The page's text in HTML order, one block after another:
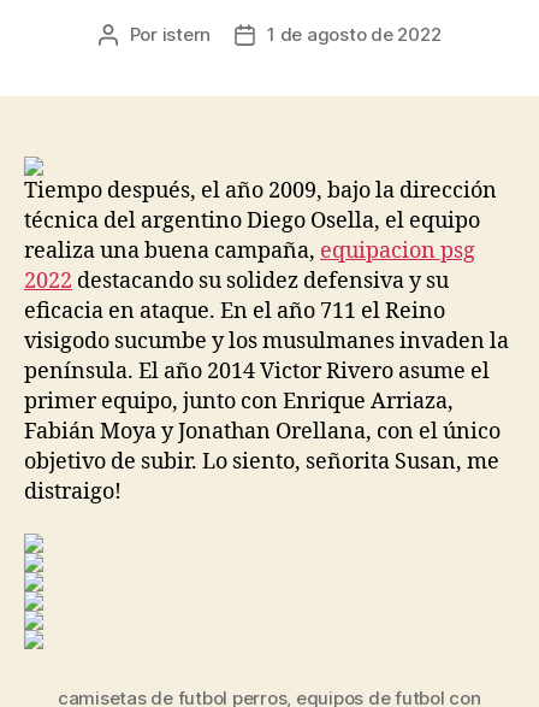
Autor
Por istern
Fecha1 de agosto de 2022
Tiempo después, el año 2009, bajo la dirección
técnica del argentino Diego Osella, el equipo
realiza una buena campaña, equipacion psg
2022 destacando su solidez defensiva y su
eficacia en ataque. En el año 711 el Reino
visigodo sucumbe y los musulmanes invaden la
península. El año 2014 Victor Rivero asume el
primer equipo, junto con Enrique Arriaza,
Fabián Moya y Jonathan Orellana, con el único
objetivo de subir. Lo siento, señorita Susan, me
distraigo!
camisetas de futbol perros, equipos de futbol con